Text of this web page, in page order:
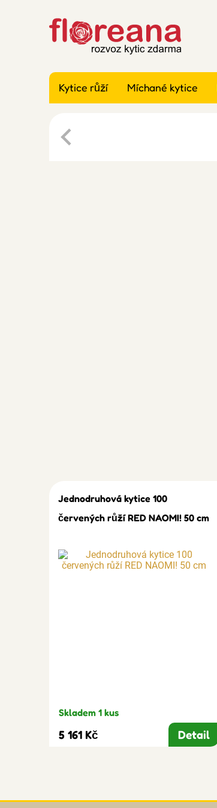
Kytice růží Míchané kytice
Jednodruhová kytice 100
červených růží RED NAOMI! 50 cm
Skladem 1 kus
5 161 Kč Detail